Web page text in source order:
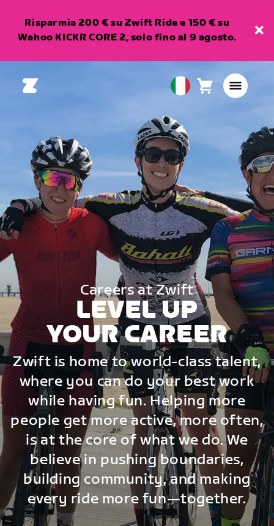
Risparmia 200 € su Zwift Ride e 150 € su
Wahoo KICKR CORE 2, solo fino al 9 agosto.
European
Italiano
Carrello0
Careers at Zwift
LEVEL UP
YOUR CAREER
Zwift is home to world-class talent,
where you can do your best work
while having fun. Helping more
people get more active, more often,
is at the core of what we do. We
believe in pushing boundaries,
building community, and making
every ride more fun—together.